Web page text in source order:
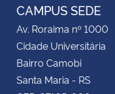
CAMPUS SEDE
Av. Roraima nº 1000
Cidade Universitária
Bairro Camobi
Santa Maria - RS